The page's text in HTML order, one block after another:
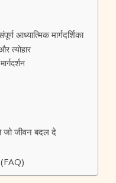
आध्यात्मिक मार्गदर्शिका
त्योहार
जो जीवन बदल दे